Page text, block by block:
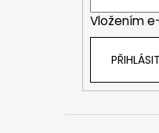
Vložením